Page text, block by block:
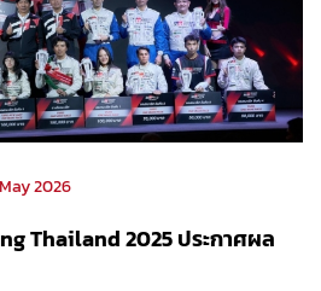
2026
Thailand 2025 ประกาศผล